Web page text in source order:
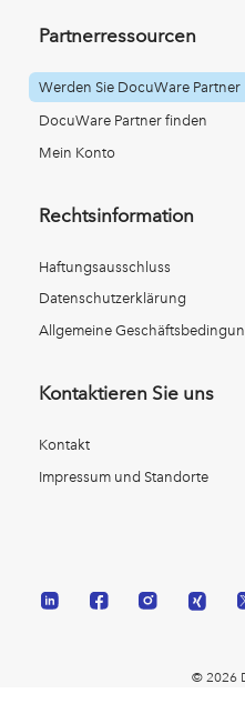
Partnerressourcen
Werden Sie DocuWare Partner
DocuWare Partner finden
Mein Konto
Rechtsinformation
Haftungsausschluss
Datenschutzerklärung
Allgemeine
Kontaktieren Sie uns
Kontakt
Impressum und Standorte
© 2026